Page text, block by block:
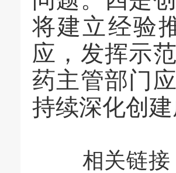
将建立经验
应，发挥示
药主管部门
持续深化创建
相关链接